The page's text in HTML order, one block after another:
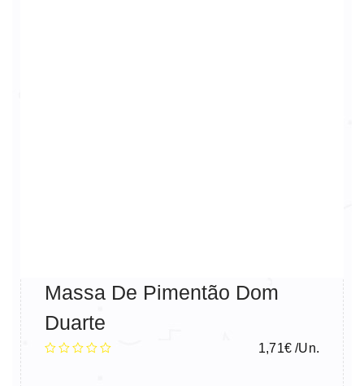
Massa De Pimentão Dom
Duarte
1,71€ /Un.